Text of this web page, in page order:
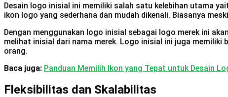
Desain logo inisial ini memiliki salah satu kelebihan utama
ikon logo yang sederhana dan mudah dikenali. Biasanya
Dengan menggunakan logo inisial sebagai logo merek ini
melihat inisial dari nama merek. Logo inisial ini juga
orang.
Baca juga: Panduan Memilih Ikon yang Tepat untuk Desain
Fleksibilitas dan Skalabilitas